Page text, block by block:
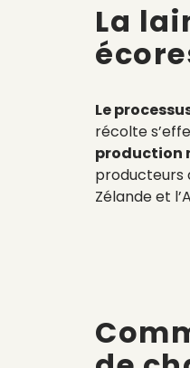
La
Le
récolte
production
producteurs
Zélande et